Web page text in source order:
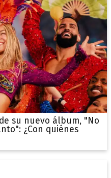
su nuevo álbum, "No
¿Con quiénes